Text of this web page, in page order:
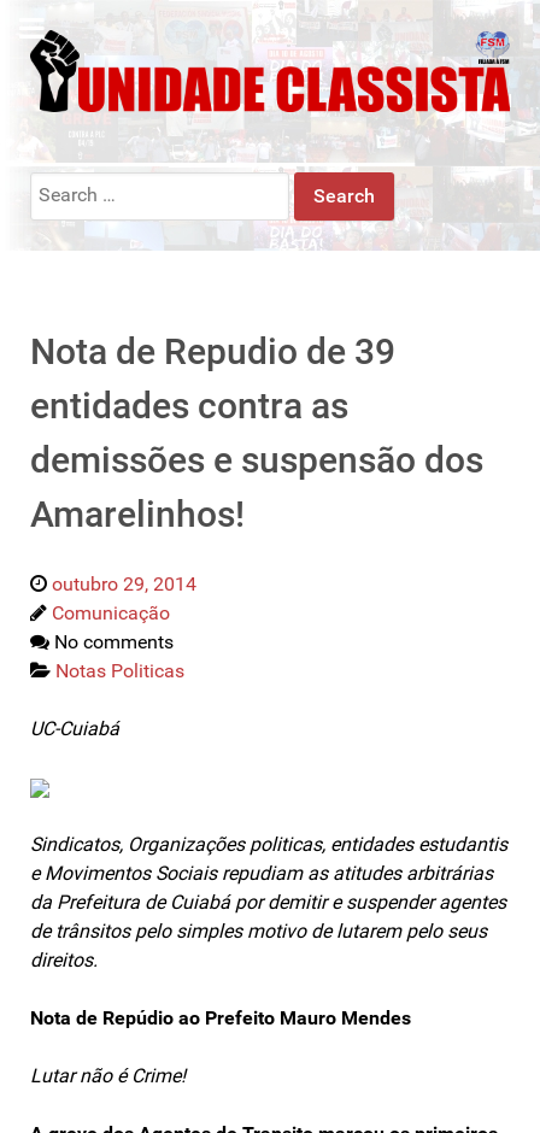
Search
Nota de Repudio de 39
entidades contra as
demissões e suspensão dos
Amarelinhos!
outubro 29, 2014
Comunicação
No comments
Notas Politicas
UC-Cuiabá
Sindicatos, Organizações politicas, entidades estudantis
e Movimentos Sociais repudiam as atitudes arbitrárias
da Prefeitura de Cuiabá por demitir e suspender agentes
de trânsitos pelo simples motivo de lutarem pelo seus
direitos.
Nota de Repúdio ao Prefeito Mauro Mendes
Lutar não é Crime!